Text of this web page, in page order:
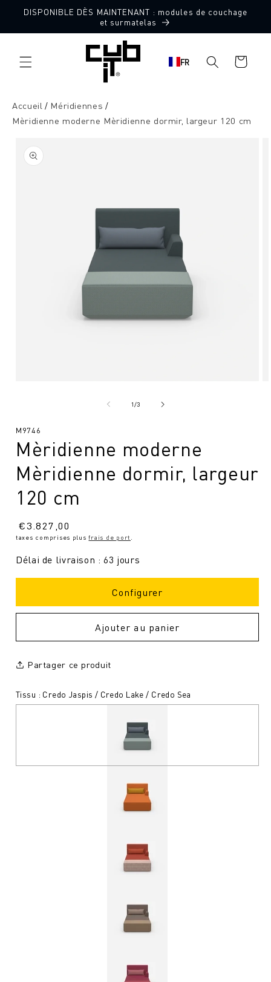
directement
DISPONIBLE DÈS MAINTENANT : modules de couchage
et surmatelas
FR
Panier
d'achat
Accueil
Méridiennes
Mèridienne moderne Mèridienne dormir, largeur 120 cm
sur le
produit
modal
1/de
3
Fabriqué en Allemagne 🖤
SKU
M9746
Mèridienne moderne
Mèridienne dormir, largeur
120 cm
Prix
normal
€3.827,00
taxes comprises plusfrais de port
Délai de livraison : 63 jours
Configurer
Ajouter au panier
Partager ce produit
Tissu : Credo Jaspis / Credo Lake / Credo Sea